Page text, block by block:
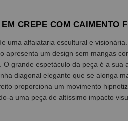
CREPE COM CAIMENTO
uma alfaiataria escultural e
apresenta um design sem mangas
O grande espetáculo da peça é a sua
diagonal elegante que se alonga
proporciona um movimento
a uma peça de altíssimo impacto